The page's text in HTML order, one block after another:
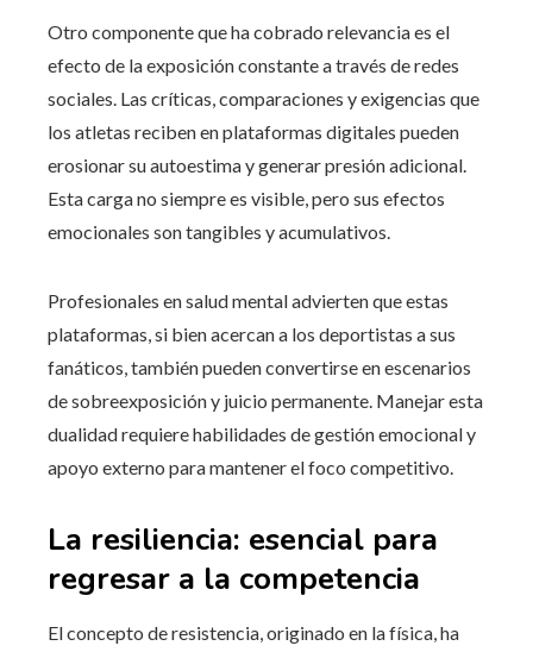
Otro componente que ha cobrado relevancia es el
efecto de la exposición constante a través de redes
sociales. Las críticas, comparaciones y exigencias que
los atletas reciben en plataformas digitales pueden
erosionar su autoestima y generar presión adicional.
Esta carga no siempre es visible, pero sus efectos
emocionales son tangibles y acumulativos.
Profesionales en salud mental advierten que estas
plataformas, si bien acercan a los deportistas a sus
fanáticos, también pueden convertirse en escenarios
de sobreexposición y juicio permanente. Manejar esta
dualidad requiere habilidades de gestión emocional y
apoyo externo para mantener el foco competitivo.
La resiliencia: esencial para
regresar a la competencia
El concepto de resistencia, originado en la física, ha